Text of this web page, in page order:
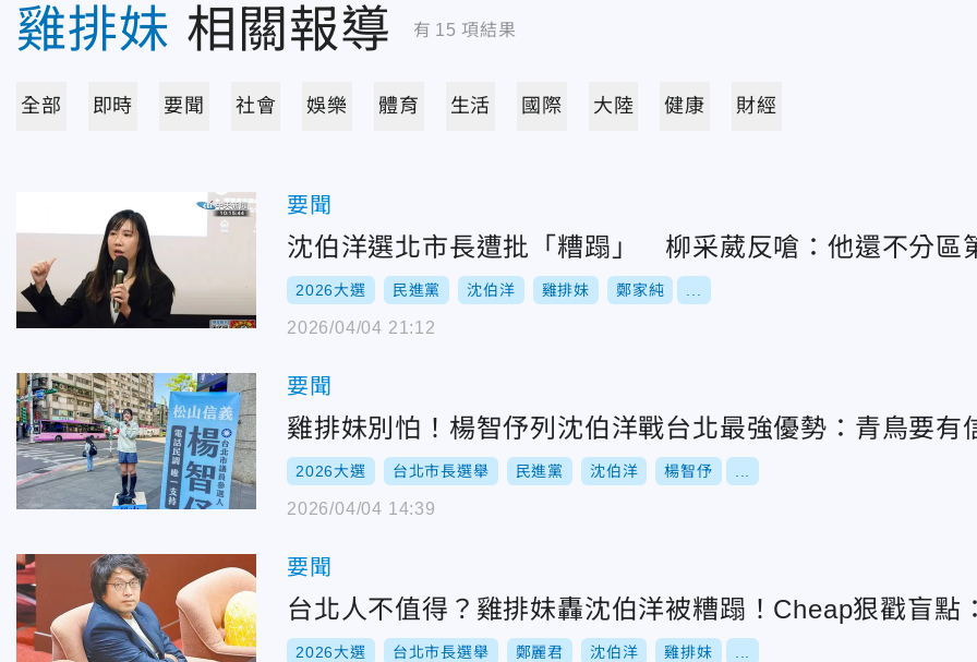
雞排妹 相關報導 有 15 項結果
全部 即時 要聞 社會 娛樂 體育 生活 國際 大陸 健康 財經
要聞
沈伯洋選北市長遭批「糟蹋」 柳采葳反嗆：他還不分區
2026大選 民進黨 沈伯洋 雞排妹 鄭家純
2026/04/04 21:12
要聞
雞排妹別怕！楊智伃列沈伯洋戰台北最強優勢：青鳥要有
2026大選 台北市長選舉 民進黨 沈伯洋 楊智伃
2026/04/04 14:39
要聞
台北人不值得？雞排妹轟沈伯洋被糟蹋！Cheap狠戳盲點
2026大選 台北市長選舉 鄭麗君 沈伯洋 雞排妹